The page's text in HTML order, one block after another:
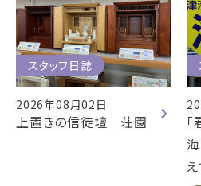
駐車場
駐車場12台駐車可
所在地
〒434-0026
静岡県浜松市浜北
電話番号
053-586-
地図を開く
海洋散骨
樹木葬
- セール情報
スタッフ日誌
2026年08月02日
上置きの信徒壇 荘園